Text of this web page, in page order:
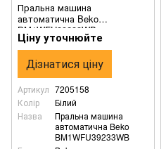
Пральна машина
автоматична Beko
BM1WFU39233WB
Ціну уточнюйте
Дізнатися ціну
Артикул 7205158
Колір
Білий
Назва
Пральна машина
автоматична Beko
BM1WFU39233WB